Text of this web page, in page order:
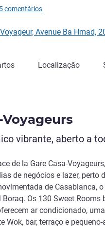
ALL)
comentários
Avenue Ba Hmad,
Localização
Voyageurs
vibrante, aberto a
de la Gare Casa-
de negócios e lazer, perto
de Casablanca,
Os 130 Sweet Rooms
ar condicionado,
Wok, bar, terraço e